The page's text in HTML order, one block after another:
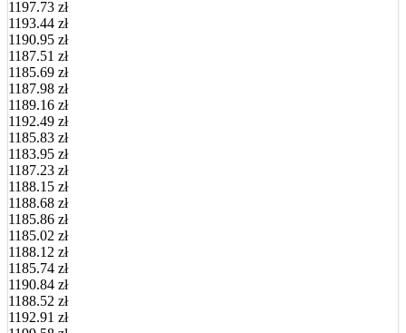
1197.73 zł
1193.44 zł
1190.95 zł
1187.51 zł
1185.69 zł
1187.98 zł
1189.16 zł
1192.49 zł
1185.83 zł
1183.95 zł
1187.23 zł
1188.15 zł
1188.68 zł
1185.86 zł
1185.02 zł
1188.12 zł
1185.74 zł
1190.84 zł
1188.52 zł
1192.91 zł